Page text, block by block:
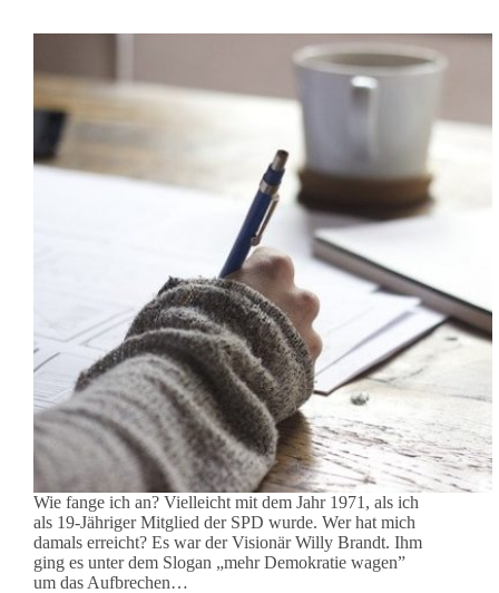
Wie fange ich an? Vielleicht mit dem Jahr 1971, als ich
als 19-Jähriger Mitglied der SPD wurde. Wer hat mich
damals erreicht? Es war der Visionär Willy Brandt. Ihm
ging es unter dem Slogan „mehr Demokratie wagen”
um das Aufbrechen…